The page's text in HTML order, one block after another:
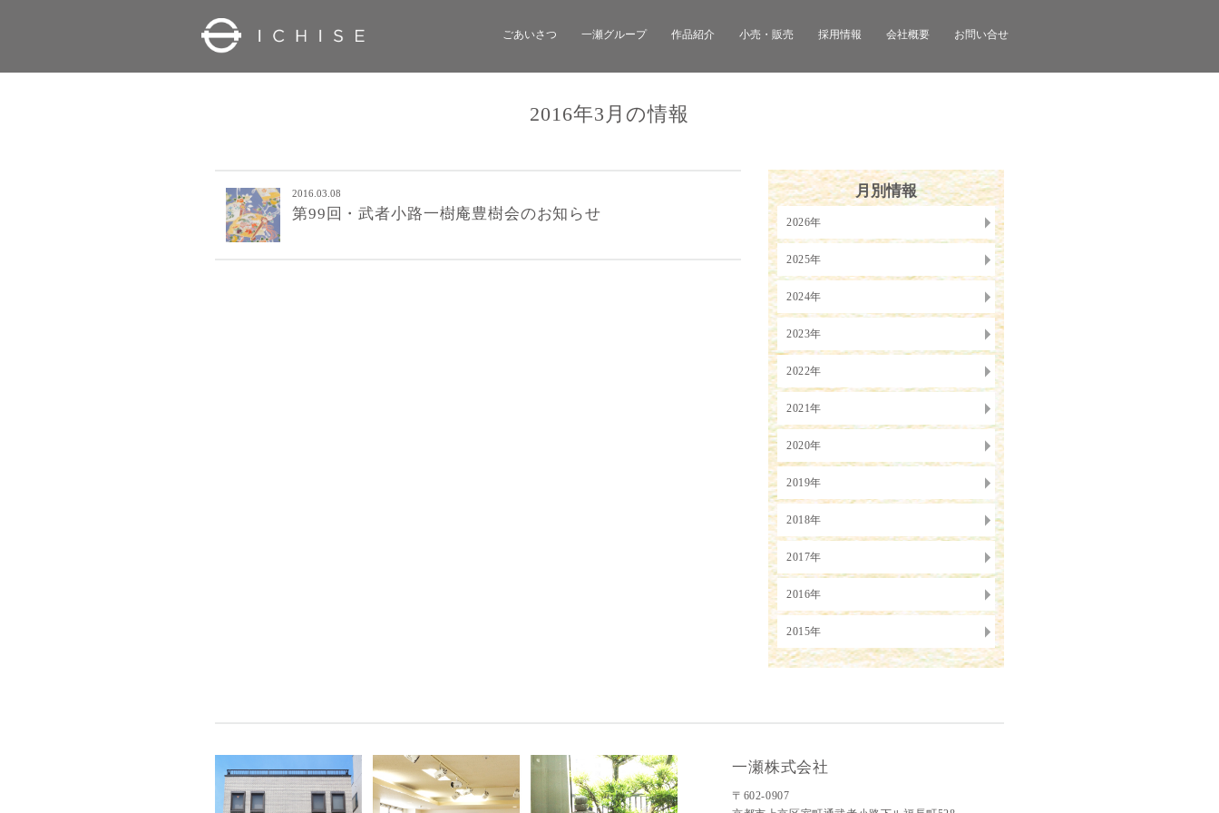
ごあいさつ 一瀬グループ 作品紹介 小売・販売 採用情報 会社概要 お問い合せ
2016年3月の情報
2016.03.08
第99回・武者小路一樹庵豊樹会のお知らせ
月別情報
2026年
2025年
2024年
2023年
2022年
2021年
2020年
2019年
2018年
2017年
2016年
2015年
一瀬株式会社
〒602-0907